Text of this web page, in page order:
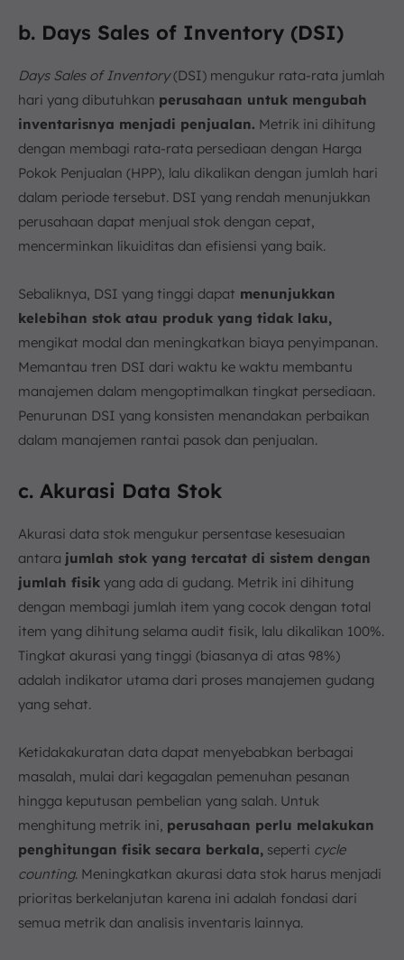
b. Days Sales of Inventory (DSI)
Days Sales of Inventory(DSI) mengukur rata-rata jumlah
hari yang dibutuhkan perusahaan untuk mengubah
inventarisnya menjadi penjualan. Metrik ini dihitung
dengan membagi rata-rata persediaan dengan Harga
Pokok Penjualan (HPP), lalu dikalikan dengan jumlah hari
dalam periode tersebut. DSI yang rendah menunjukkan
perusahaan dapat menjual stok dengan cepat,
mencerminkan likuiditas dan efisiensi yang baik.
Sebaliknya, DSI yang tinggi dapat menunjukkan
kelebihan stok atau produk yang tidak laku,
mengikat modal dan meningkatkan biaya penyimpanan.
Memantau tren DSI dari waktu ke waktu membantu
manajemen dalam mengoptimalkan tingkat persediaan.
Penurunan DSI yang konsisten menandakan perbaikan
dalam manajemen rantai pasok dan penjualan.
c. Akurasi Data Stok
Akurasi data stok mengukur persentase kesesuaian
antara jumlah stok yang tercatat di sistem dengan
jumlah fisik yang ada di gudang. Metrik ini dihitung
dengan membagi jumlah item yang cocok dengan total
item yang dihitung selama audit fisik, lalu dikalikan 100%.
Tingkat akurasi yang tinggi (biasanya di atas 98%)
adalah indikator utama dari proses manajemen gudang
yang sehat.
Ketidakakuratan data dapat menyebabkan berbagai
masalah, mulai dari kegagalan pemenuhan pesanan
hingga keputusan pembelian yang salah. Untuk
menghitung metrik ini, perusahaan perlu melakukan
penghitungan fisik secara berkala, seperti cycle
counting. Meningkatkan akurasi data stok harus menjadi
prioritas berkelanjutan karena ini adalah fondasi dari
semua metrik dan analisis inventaris lainnya.